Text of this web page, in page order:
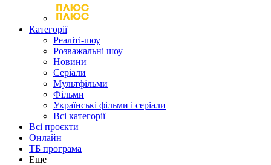
Категорії
Реаліті-шоу
Розважальні шоу
Новини
Серіали
Мультфільми
Фільми
Українські фільми і серіали
Всі категорії
Всі проєкти
Онлайн
ТБ програма
Еще